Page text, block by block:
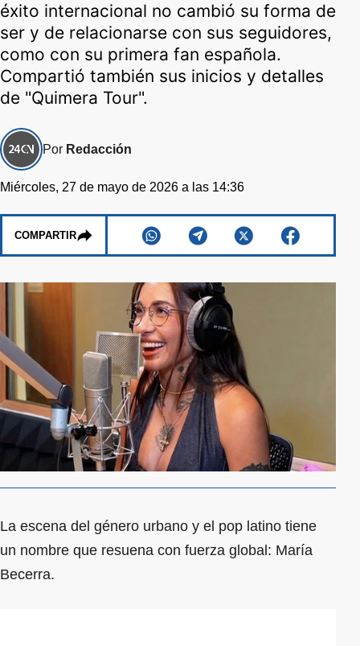
éxito internacional no cambió su forma de
ser y de relacionarse con sus seguidores,
como con su primera fan española.
Compartió también sus inicios y detalles
de "Quimera Tour".
Por Redacción
Miércoles, 27 de mayo de 2026 a las 14:36
COMPARTIR
La escena del género urbano y el pop latino tiene
un nombre que resuena con fuerza global: María
Becerra.